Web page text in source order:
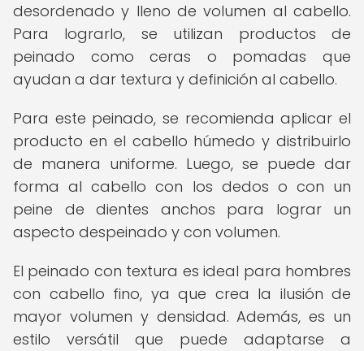
desordenado y lleno de volumen al cabello.
Para lograrlo, se utilizan productos de
peinado como ceras o pomadas que
ayudan a dar textura y definición al cabello.
Para este peinado, se recomienda aplicar el
producto en el cabello húmedo y distribuirlo
de manera uniforme. Luego, se puede dar
forma al cabello con los dedos o con un
peine de dientes anchos para lograr un
aspecto despeinado y con volumen.
El peinado con textura es ideal para hombres
con cabello fino, ya que crea la ilusión de
mayor volumen y densidad. Además, es un
estilo versátil que puede adaptarse a